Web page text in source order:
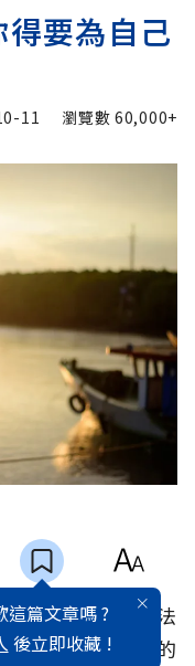
要為自己
11 瀏覽數60,000+
這篇文章嗎 ?
後立即收藏 !
是愛。有些人無法
因為他們對於愛的